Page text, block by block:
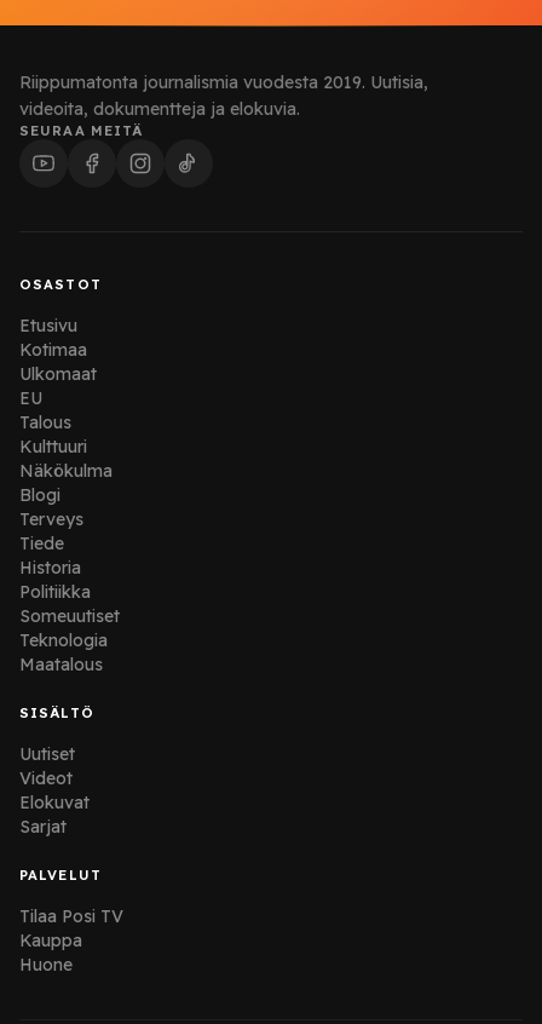
Riippumatonta journalismia vuodesta 2019. Uutisia,
videoita, dokumentteja ja elokuvia.
SEURAA MEITÄ
OSASTOT
Etusivu
Kotimaa
Ulkomaat
EU
Talous
Kulttuuri
Näkökulma
Blogi
Terveys
Tiede
Historia
Politiikka
Someuutiset
Teknologia
Maatalous
SISÄLTÖ
Uutiset
Videot
Elokuvat
Sarjat
PALVELUT
Tilaa Posi TV
Kauppa
Huone